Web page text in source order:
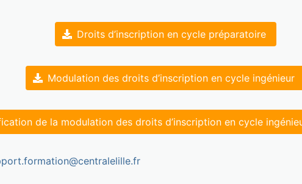
Droits d’inscription en cycle préparatoire
Modulation des droits d’inscription en cycle ingénieur
de la modulation des droits d’inscription en cycle